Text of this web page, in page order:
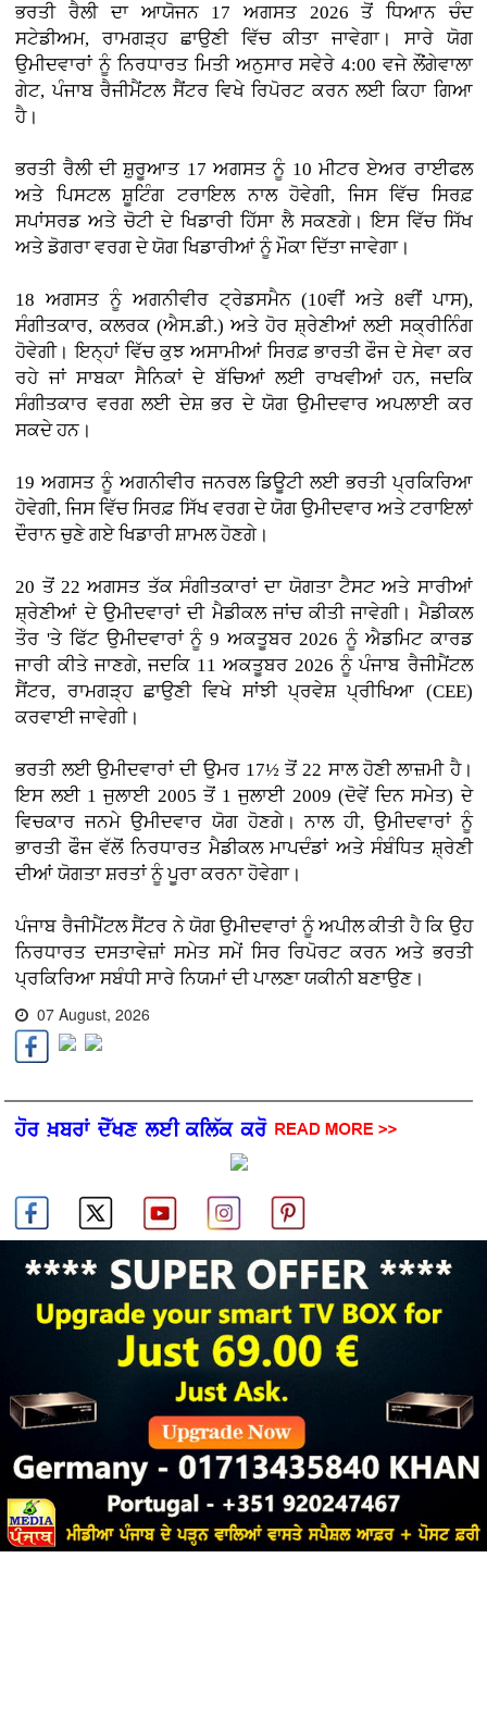
ਭਰਤੀ ਰੈਲੀ ਦਾ ਆਯੋਜਨ 17 ਅਗਸਤ 2026 ਤੋਂ ਧਿਆਨ ਚੰਦ
ਸਟੇਡੀਅਮ, ਰਾਮਗੜ੍ਹ ਛਾਉਣੀ ਵਿੱਚ ਕੀਤਾ ਜਾਵੇਗਾ। ਸਾਰੇ ਯੋਗ
ਉਮੀਦਵਾਰਾਂ ਨੂੰ ਨਿਰਧਾਰਤ ਮਿਤੀ ਅਨੁਸਾਰ ਸਵੇਰੇ 4:00 ਵਜੇ ਲੌਂਗੇਵਾਲਾ
ਗੇਟ, ਪੰਜਾਬ ਰੈਜੀਮੈਂਟਲ ਸੈਂਟਰ ਵਿਖੇ ਰਿਪੋਰਟ ਕਰਨ ਲਈ ਕਿਹਾ ਗਿਆ
ਹੈ।
ਭਰਤੀ ਰੈਲੀ ਦੀ ਸ਼ੁਰੂਆਤ 17 ਅਗਸਤ ਨੂੰ 10 ਮੀਟਰ ਏਅਰ ਰਾਈਫਲ
ਅਤੇ ਪਿਸਟਲ ਸ਼ੂਟਿੰਗ ਟਰਾਇਲ ਨਾਲ ਹੋਵੇਗੀ, ਜਿਸ ਵਿੱਚ ਸਿਰਫ਼
ਸਪਾਂਸਰਡ ਅਤੇ ਚੋਟੀ ਦੇ ਖਿਡਾਰੀ ਹਿੱਸਾ ਲੈ ਸਕਣਗੇ। ਇਸ ਵਿੱਚ ਸਿੱਖ
ਅਤੇ ਡੋਗਰਾ ਵਰਗ ਦੇ ਯੋਗ ਖਿਡਾਰੀਆਂ ਨੂੰ ਮੌਕਾ ਦਿੱਤਾ ਜਾਵੇਗਾ।
18 ਅਗਸਤ ਨੂੰ ਅਗਨੀਵੀਰ ਟ੍ਰੇਡਸਮੈਨ (10ਵੀਂ ਅਤੇ 8ਵੀਂ ਪਾਸ),
ਸੰਗੀਤਕਾਰ, ਕਲਰਕ (ਐਸ.ਡੀ.) ਅਤੇ ਹੋਰ ਸ਼੍ਰੇਣੀਆਂ ਲਈ ਸਕ੍ਰੀਨਿੰਗ
ਹੋਵੇਗੀ। ਇਨ੍ਹਾਂ ਵਿੱਚ ਕੁਝ ਅਸਾਮੀਆਂ ਸਿਰਫ਼ ਭਾਰਤੀ ਫੌਜ ਦੇ ਸੇਵਾ ਕਰ
ਰਹੇ ਜਾਂ ਸਾਬਕਾ ਸੈਨਿਕਾਂ ਦੇ ਬੱਚਿਆਂ ਲਈ ਰਾਖਵੀਆਂ ਹਨ, ਜਦਕਿ
ਸੰਗੀਤਕਾਰ ਵਰਗ ਲਈ ਦੇਸ਼ ਭਰ ਦੇ ਯੋਗ ਉਮੀਦਵਾਰ ਅਪਲਾਈ ਕਰ
ਸਕਦੇ ਹਨ।
19 ਅਗਸਤ ਨੂੰ ਅਗਨੀਵੀਰ ਜਨਰਲ ਡਿਊਟੀ ਲਈ ਭਰਤੀ ਪ੍ਰਕਿਰਿਆ
ਹੋਵੇਗੀ, ਜਿਸ ਵਿੱਚ ਸਿਰਫ਼ ਸਿੱਖ ਵਰਗ ਦੇ ਯੋਗ ਉਮੀਦਵਾਰ ਅਤੇ ਟਰਾਇਲਾਂ
ਦੌਰਾਨ ਚੁਣੇ ਗਏ ਖਿਡਾਰੀ ਸ਼ਾਮਲ ਹੋਣਗੇ।
20 ਤੋਂ 22 ਅਗਸਤ ਤੱਕ ਸੰਗੀਤਕਾਰਾਂ ਦਾ ਯੋਗਤਾ ਟੈਸਟ ਅਤੇ ਸਾਰੀਆਂ
ਸ਼੍ਰੇਣੀਆਂ ਦੇ ਉਮੀਦਵਾਰਾਂ ਦੀ ਮੈਡੀਕਲ ਜਾਂਚ ਕੀਤੀ ਜਾਵੇਗੀ। ਮੈਡੀਕਲ
ਤੌਰ 'ਤੇ ਫਿੱਟ ਉਮੀਦਵਾਰਾਂ ਨੂੰ 9 ਅਕਤੂਬਰ 2026 ਨੂੰ ਐਡਮਿਟ ਕਾਰਡ
ਜਾਰੀ ਕੀਤੇ ਜਾਣਗੇ, ਜਦਕਿ 11 ਅਕਤੂਬਰ 2026 ਨੂੰ ਪੰਜਾਬ ਰੈਜੀਮੈਂਟਲ
ਸੈਂਟਰ, ਰਾਮਗੜ੍ਹ ਛਾਉਣੀ ਵਿਖੇ ਸਾਂਝੀ ਪ੍ਰਵੇਸ਼ ਪ੍ਰੀਖਿਆ (CEE)
ਕਰਵਾਈ ਜਾਵੇਗੀ।
ਭਰਤੀ ਲਈ ਉਮੀਦਵਾਰਾਂ ਦੀ ਉਮਰ 17½ ਤੋਂ 22 ਸਾਲ ਹੋਣੀ ਲਾਜ਼ਮੀ ਹੈ।
ਇਸ ਲਈ 1 ਜੁਲਾਈ 2005 ਤੋਂ 1 ਜੁਲਾਈ 2009 (ਦੋਵੇਂ ਦਿਨ ਸਮੇਤ) ਦੇ
ਵਿਚਕਾਰ ਜਨਮੇ ਉਮੀਦਵਾਰ ਯੋਗ ਹੋਣਗੇ। ਨਾਲ ਹੀ, ਉਮੀਦਵਾਰਾਂ ਨੂੰ
ਭਾਰਤੀ ਫੌਜ ਵੱਲੋਂ ਨਿਰਧਾਰਤ ਮੈਡੀਕਲ ਮਾਪਦੰਡਾਂ ਅਤੇ ਸੰਬੰਧਿਤ ਸ਼੍ਰੇਣੀ
ਦੀਆਂ ਯੋਗਤਾ ਸ਼ਰਤਾਂ ਨੂੰ ਪੂਰਾ ਕਰਨਾ ਹੋਵੇਗਾ।
ਪੰਜਾਬ ਰੈਜੀਮੈਂਟਲ ਸੈਂਟਰ ਨੇ ਯੋਗ ਉਮੀਦਵਾਰਾਂ ਨੂੰ ਅਪੀਲ ਕੀਤੀ ਹੈ ਕਿ ਉਹ
ਨਿਰਧਾਰਤ ਦਸਤਾਵੇਜ਼ਾਂ ਸਮੇਤ ਸਮੇਂ ਸਿਰ ਰਿਪੋਰਟ ਕਰਨ ਅਤੇ ਭਰਤੀ
ਪ੍ਰਕਿਰਿਆ ਸਬੰਧੀ ਸਾਰੇ ਨਿਯਮਾਂ ਦੀ ਪਾਲਣਾ ਯਕੀਨੀ ਬਣਾਉਣ।
07 August, 2026